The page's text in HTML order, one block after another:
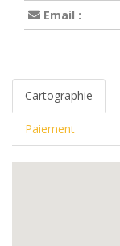
Email :
Cartographie
Paiement